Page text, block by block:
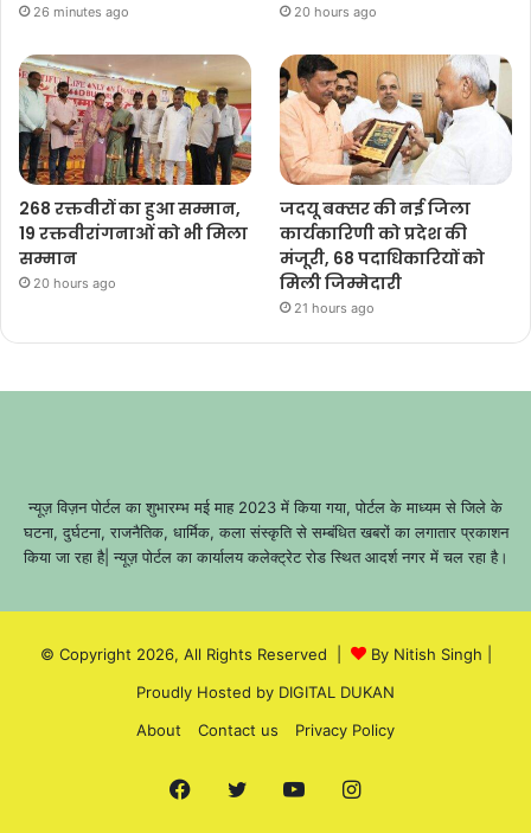
26 minutes ago 20 hours ago
268 रक्तवीरों का हुआ सम्मान,
19 रक्तवीरांगनाओं को भी मिला
सम्मान
20 hours ago
जदयू बक्सर की नई जिला
कार्यकारिणी को प्रदेश की
मंजूरी, 68 पदाधिकारियों को
मिली जिम्मेदारी
21 hours ago
न्यूज़ विज़न पोर्टल का शुभारम्भ मई माह 2023 में किया गया, पोर्टल के माध्यम से जिले के
घटना, दुर्घटना, राजनैतिक, धार्मिक, कला संस्कृति से सम्बंधित खबरों का लगातार प्रकाशन
किया जा रहा है| न्यूज़ पोर्टल का कार्यालय कलेक्ट्रेट रोड स्थित आदर्श नगर में चल रहा है।
© Copyright 2026, All Rights Reserved | By Nitish Singh
Proudly Hosted by DIGITAL DUKAN
About
Contact us Privacy Policy
Facebook
Twitter YouTubeInstagram